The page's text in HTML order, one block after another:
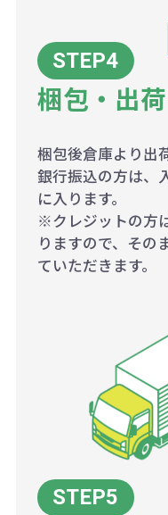
梱包・出荷
梱包後倉庫より出
銀行振込の方は、
に入ります。
※クレジットの方
りますので、その
ていただきます。